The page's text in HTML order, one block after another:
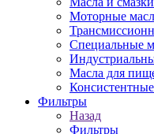
Моторные
Специальные
Масла для
Фильтры
Назад
Фильтры